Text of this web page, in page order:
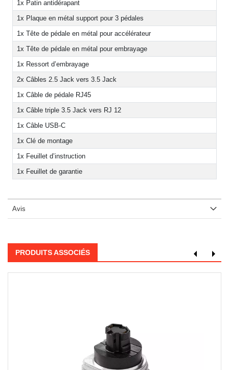
1x Patin antidérapant
1x Plaque en métal support pour 3 pédales
1x Tête de pédale en métal pour accélérateur
1x Tête de pédale en métal pour embrayage
1x Ressort d’embrayage
2x Câbles 2.5 Jack vers 3.5 Jack
1x Câble de pédale RJ45
1x Câble triple 3.5 Jack vers RJ 12
1x Câble USB-C
1x Clé de montage
1x Feuillet d’instruction
1x Feuillet de garantie
Avis
PRODUITS ASSOCIÉS